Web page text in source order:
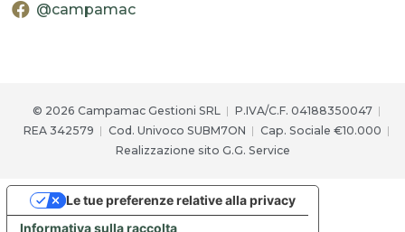
@campamac
© 2026 Campamac Gestioni SRL
P.IVA/C.F. 04188350047
REA 342579
Cod. Univoco SUBM7ON
Cap. Sociale €10.000
Realizzazione sito G.G. Service
Informativa sulla raccolta
Le tue preferenze relative alla privacy